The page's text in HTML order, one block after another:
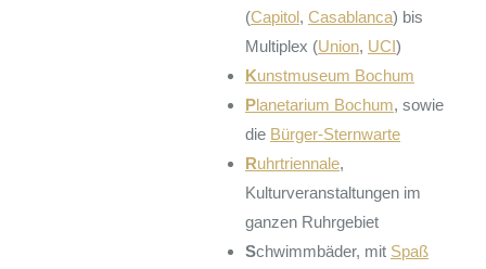
(Capitol, Casablanca) bis
Multiplex (Union, UCI)
Kunstmuseum Bochum
Planetarium Bochum, sowie
die Bürger-Sternwarte
Ruhrtriennale,
Kulturveranstaltungen im
ganzen Ruhrgebiet
Schwimmbäder, mit Spaß